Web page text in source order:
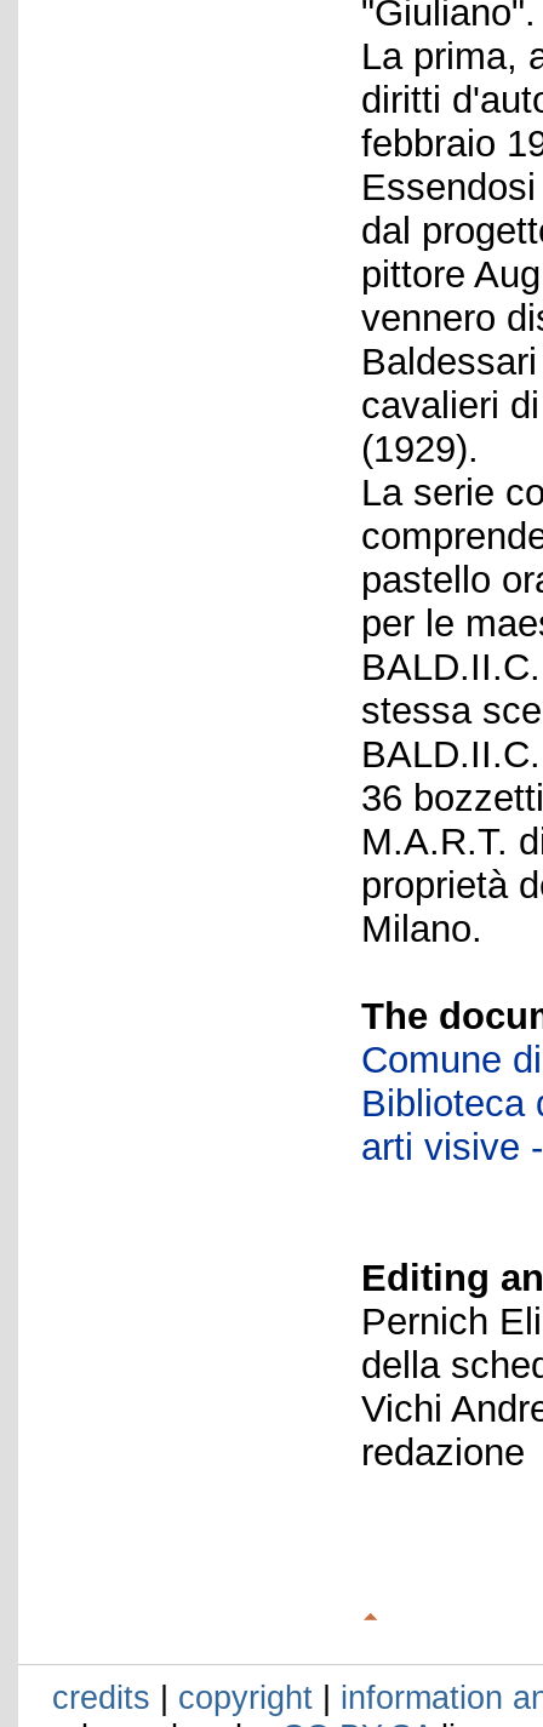
"Giuliano".
La prima,
diritti
febbraio
dal
pittore
vennero
cavalieri
(1929).
La serie
pastello
per le
stessa
36
M.A.R.T.
proprietà
Milano.
The
Comune
Biblioteca
arti visive
Editing
Pernich
della
Vichi
redazione
credits | copyright | information